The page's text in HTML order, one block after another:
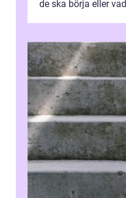
de ska börja eller